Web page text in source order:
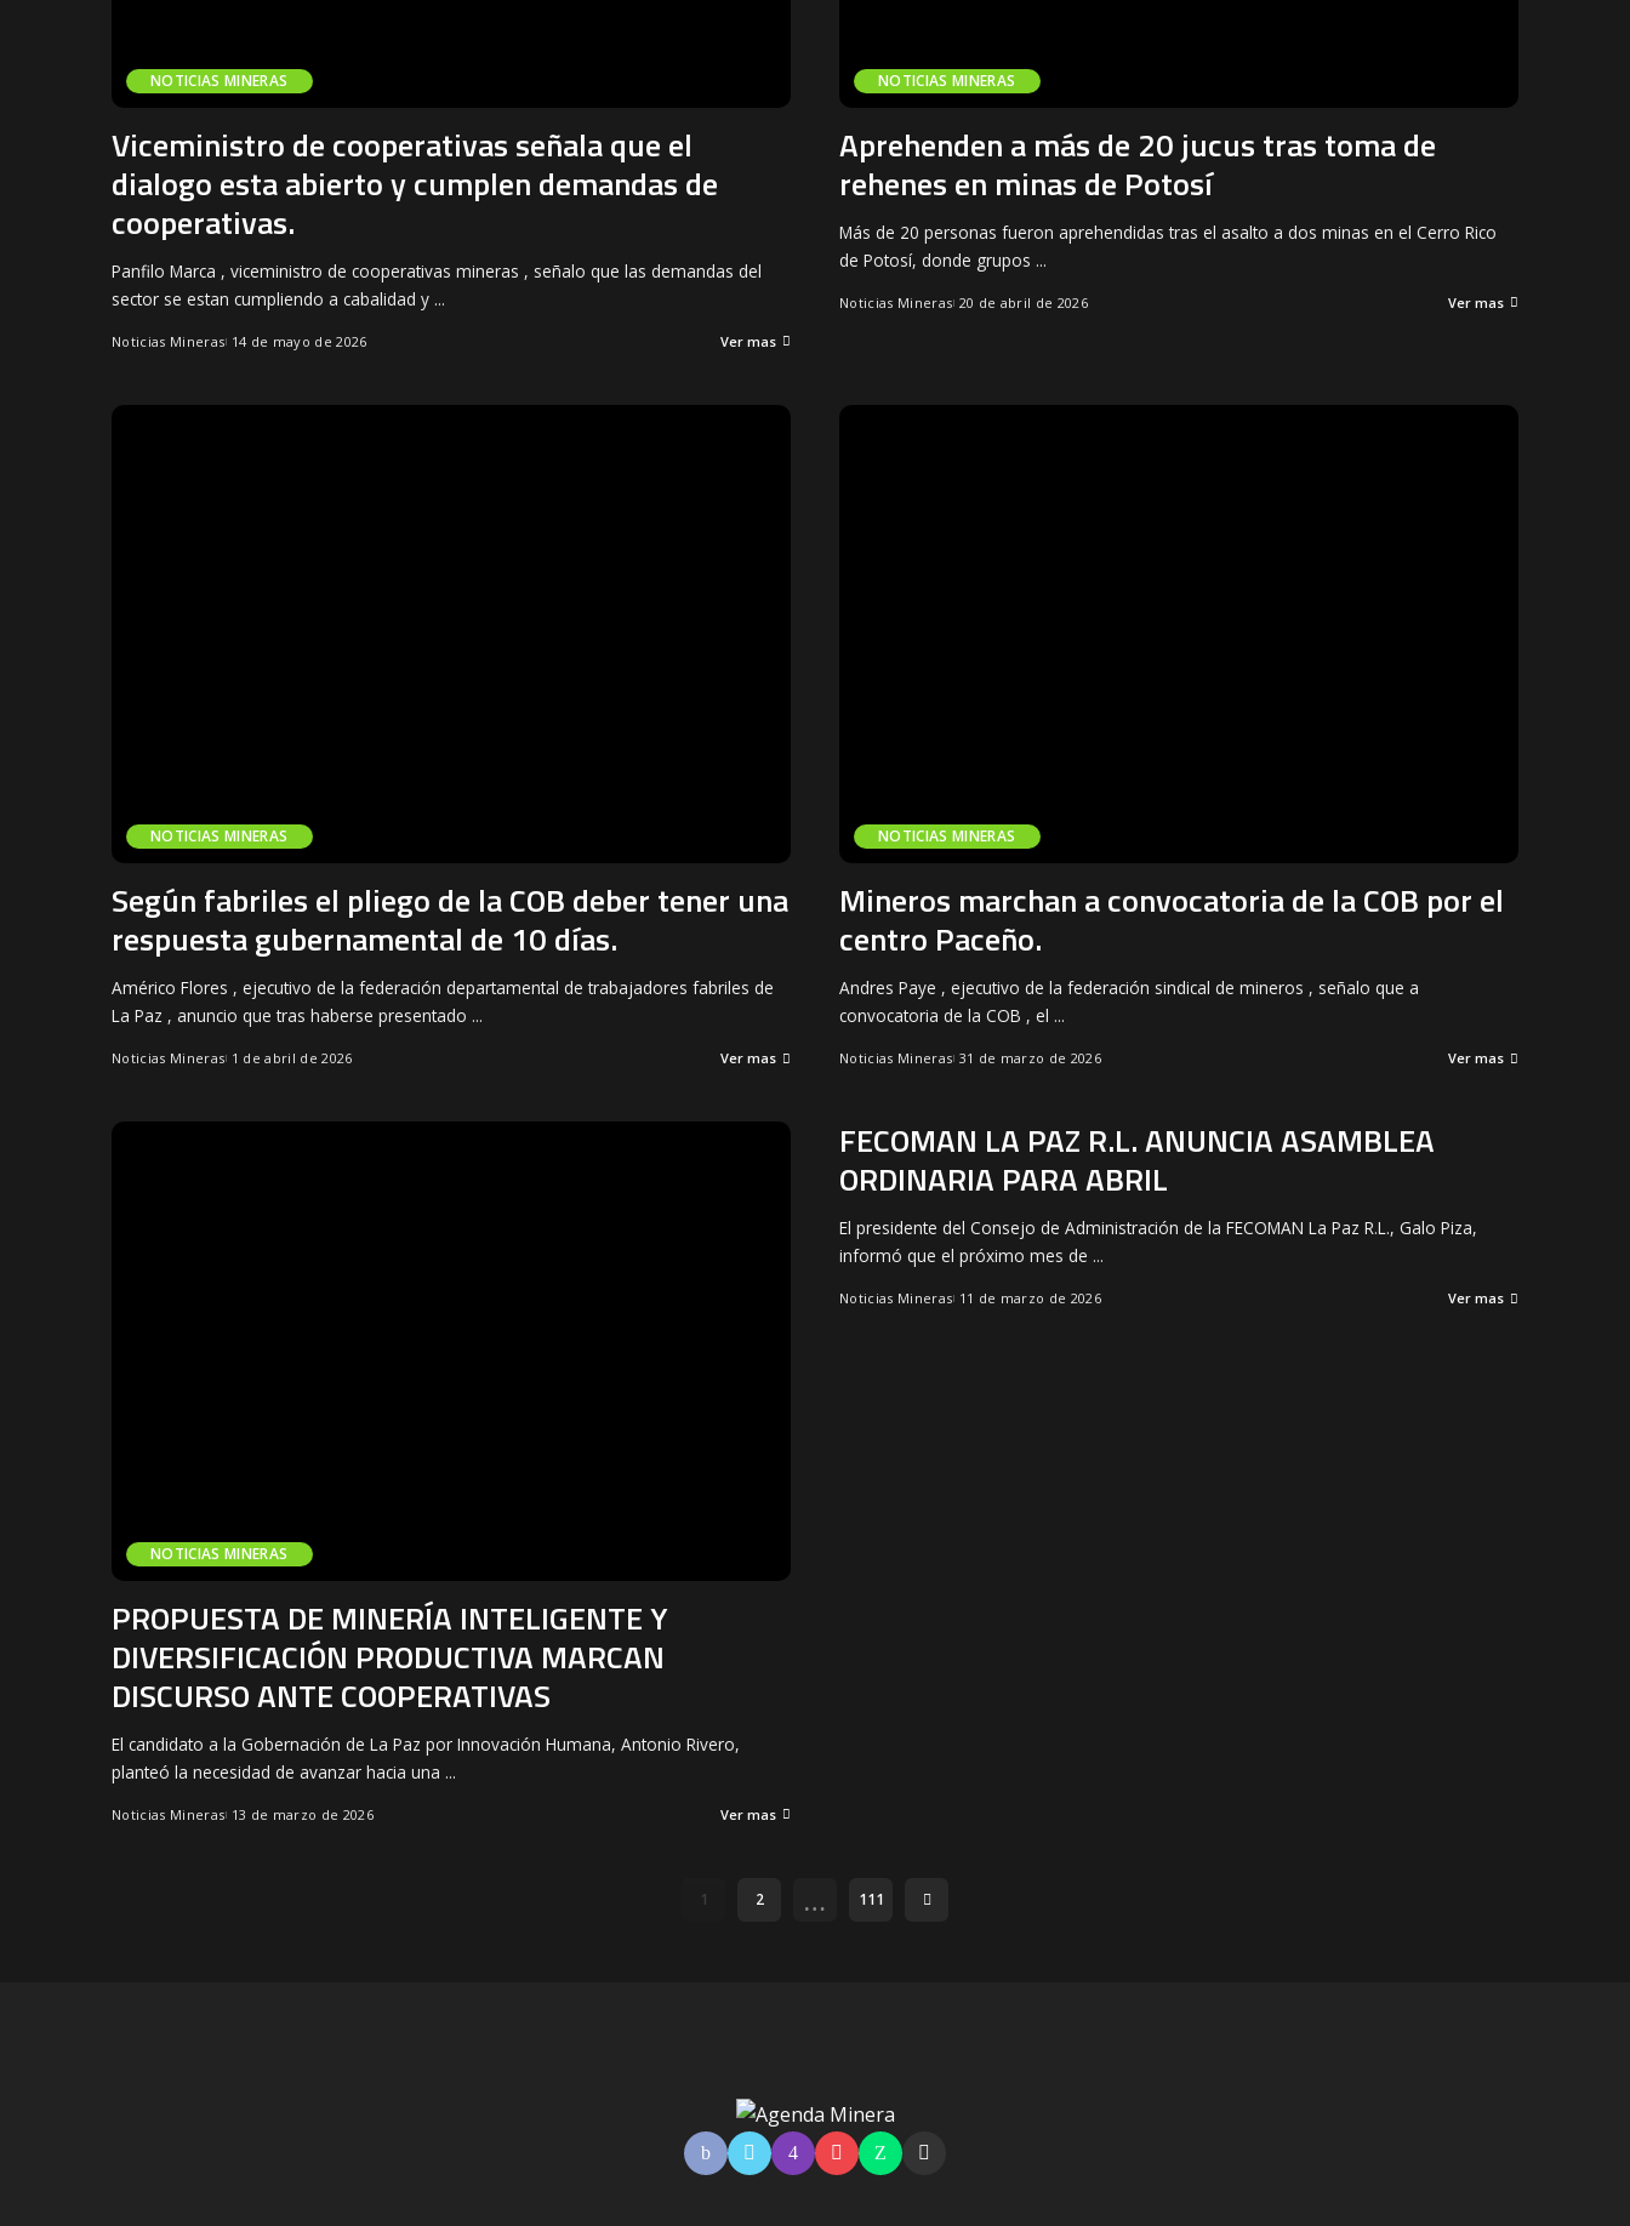
NOTICIAS MINERAS
Viceministro de cooperativas señala que el
dialogo esta abierto y cumplen demandas de
cooperativas.
Panfilo Marca , viceministro de cooperativas mineras , señalo que las demandas del
sector se estan cumpliendo a cabalidad y ...
Noticias Mineras 14 de mayo de 2026 Ver mas
NOTICIAS MINERAS
Aprehenden a más de 20 jucus tras toma de
rehenes en minas de Potosí
Más de 20 personas fueron aprehendidas tras el asalto a dos minas en el Cerro Rico
de Potosí, donde grupos ...
Noticias Mineras 20 de abril de 2026 Ver mas
NOTICIAS MINERAS
Según fabriles el pliego de la COB deber tener una
respuesta gubernamental de 10 días.
Américo Flores , ejecutivo de la federación departamental de trabajadores fabriles de
La Paz , anuncio que tras haberse presentado ...
Noticias Mineras 1 de abril de 2026 Ver mas
NOTICIAS MINERAS
Mineros marchan a convocatoria de la COB por el
centro Paceño.
Andres Paye , ejecutivo de la federación sindical de mineros , señalo que a
convocatoria de la COB , el ...
Noticias Mineras 31 de marzo de 2026 Ver mas
NOTICIAS MINERAS
PROPUESTA DE MINERÍA INTELIGENTE Y
DIVERSIFICACIÓN PRODUCTIVA MARCAN
DISCURSO ANTE COOPERATIVAS
El candidato a la Gobernación de La Paz por Innovación Humana, Antonio Rivero,
planteó la necesidad de avanzar hacia una ...
Noticias Mineras 13 de marzo de 2026 Ver mas
FECOMAN LA PAZ R.L. ANUNCIA ASAMBLEA
ORDINARIA PARA ABRIL
El presidente del Consejo de Administración de la FECOMAN La Paz R.L., Galo Piza,
informó que el próximo mes de ...
Noticias Mineras 11 de marzo de 2026 Ver mas
1 2 … 111